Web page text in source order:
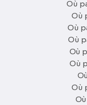
Où
Où
Où
Où
Où
Où
Où